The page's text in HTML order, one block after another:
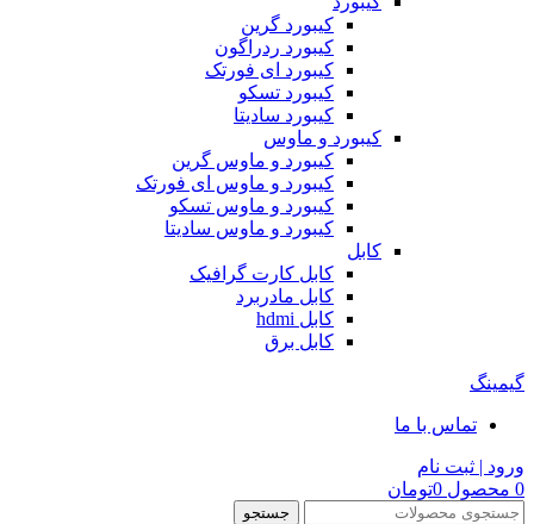
کیبورد گرین
کیبورد ردراگون
کیبورد ای فورتک
کیبورد تسکو
کیبورد سادیتا
کیبورد و ماوس
کیبورد و ماوس گرین
کیبورد و ماوس ای فورتک
کیبورد و ماوس تسکو
کیبورد و ماوس سادیتا
کابل
کابل کارت گرافیک
کابل مادربرد
کابل hdmi
کابل برق
گیمینگ
تماس با ما
ورود | ثبت نام
0 محصول 0تومان
جستجو